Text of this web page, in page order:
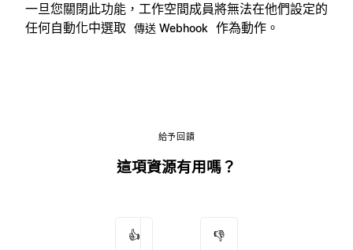
一旦您關閉此功能，工作空間成員將無法在他們設定的
任何自動化中選取
傳送 Webhook 作為動作。
給予回饋
這項資源有用嗎？
👍 👎